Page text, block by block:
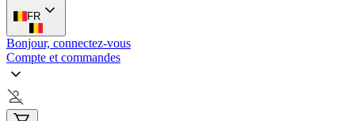
FR
Bonjour, connectez-vous
Compte et commandes